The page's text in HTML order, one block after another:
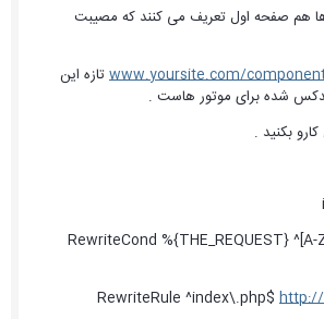
ها هم صفحه اول تعریف می کنند که مصیبت
www.yoursite.com/تازه این
شده برای موتور هاست .
بکنید .
RewriteCond %{THE_REQUEST}
RewriteRule ^index\.php$